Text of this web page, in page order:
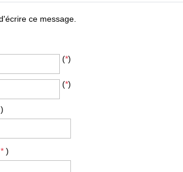
ce message.
(*)
(*)
)
*)